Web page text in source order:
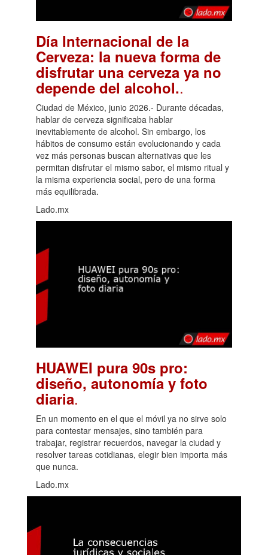
Día Internacional de la
Cerveza: la nueva forma de
disfrutar una cerveza ya no
depende del alcohol..
Ciudad de México, junio 2026.- Durante décadas,
hablar de cerveza significaba hablar
inevitablemente de alcohol. Sin embargo, los
hábitos de consumo están evolucionando y cada
vez más personas buscan alternativas que les
permitan disfrutar el mismo sabor, el mismo ritual y
la misma experiencia social, pero de una forma
más equilibrada.
Lado.mx
HUAWEI pura 90s pro:
diseño, autonomía y foto
diaria.
En un momento en el que el móvil ya no sirve solo
para contestar mensajes, sino también para
trabajar, registrar recuerdos, navegar la ciudad y
resolver tareas cotidianas, elegir bien importa más
que nunca.
Lado.mx